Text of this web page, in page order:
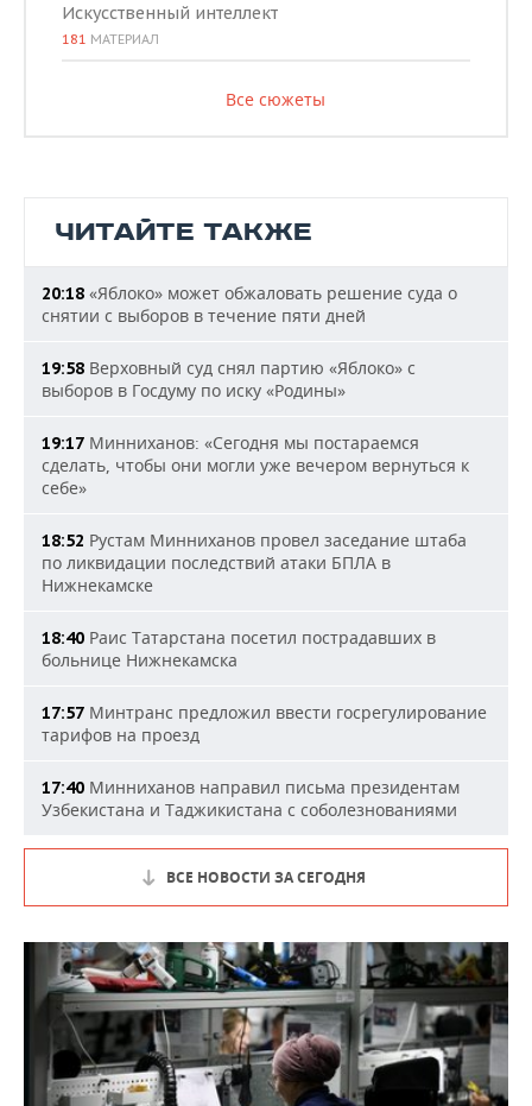
Искусственный интеллект
181 МАТЕРИАЛ
Все сюжеты
ЧИТАЙТЕ ТАКЖЕ
20:18 «Яблоко» может обжаловать решение суда о
снятии с выборов в течение пяти дней
19:58 Верховный суд снял партию «Яблоко» с
выборов в Госдуму по иску «Родины»
19:17 Минниханов: «Сегодня мы постараемся
сделать, чтобы они могли уже вечером вернуться к
себе»
18:52 Рустам Минниханов провел заседание штаба
по ликвидации последствий атаки БПЛА в
Нижнекамске
18:40 Раис Татарстана посетил пострадавших в
больнице Нижнекамска
17:57 Минтранс предложил ввести госрегулирование
тарифов на проезд
17:40 Минниханов направил письма президентам
Узбекистана и Таджикистана с соболезнованиями
ВСЕ НОВОСТИ ЗА СЕГОДНЯ